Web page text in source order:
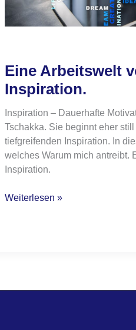
Eine Arbeitswelt
Inspiration.
Inspiration – Dauerhafte
Tschakka. Sie beginnt eher
tiefgreifenden Inspiration. In
welches Warum mich antreibt.
Inspiration.
Weiterlesen »